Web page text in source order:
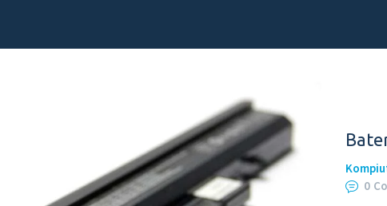
0
teisės saugomos 2008 - 2026 PCtech.lt kompiuterių remontas Kaune,